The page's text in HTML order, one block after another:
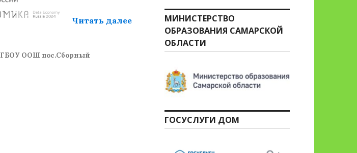
Читать далее««Урок цифры»»
ГБОУ ООШ пос.Сборный
МИНИСТЕРСТВО
ОБРАЗОВАНИЯ САМАРСКОЙ
ОБЛАСТИ
ГОСУСЛУГИ ДОМ